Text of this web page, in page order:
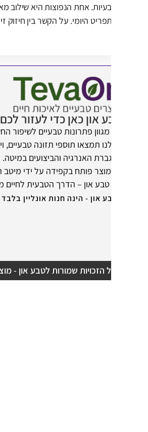
אחת הנפוצות היא שילוב מאכלים
היומי. על הקשר בין חיזוק זיקפה
און כאן כדי לעזור לכם לבחור
פתרונות טבעיים לשיפור החשק המיני,
תמצאו תוספי תזונה טבעיים, ויאגרה
האנרגיה והביצועים במיטה.
פותח בקפידה על ידי מיטב המומחים
און – הדרך הטבעית לחיים מלאי
און - הינה חנות אונליין בלבד
הזכויות שמורות לטבע און - מוצרים